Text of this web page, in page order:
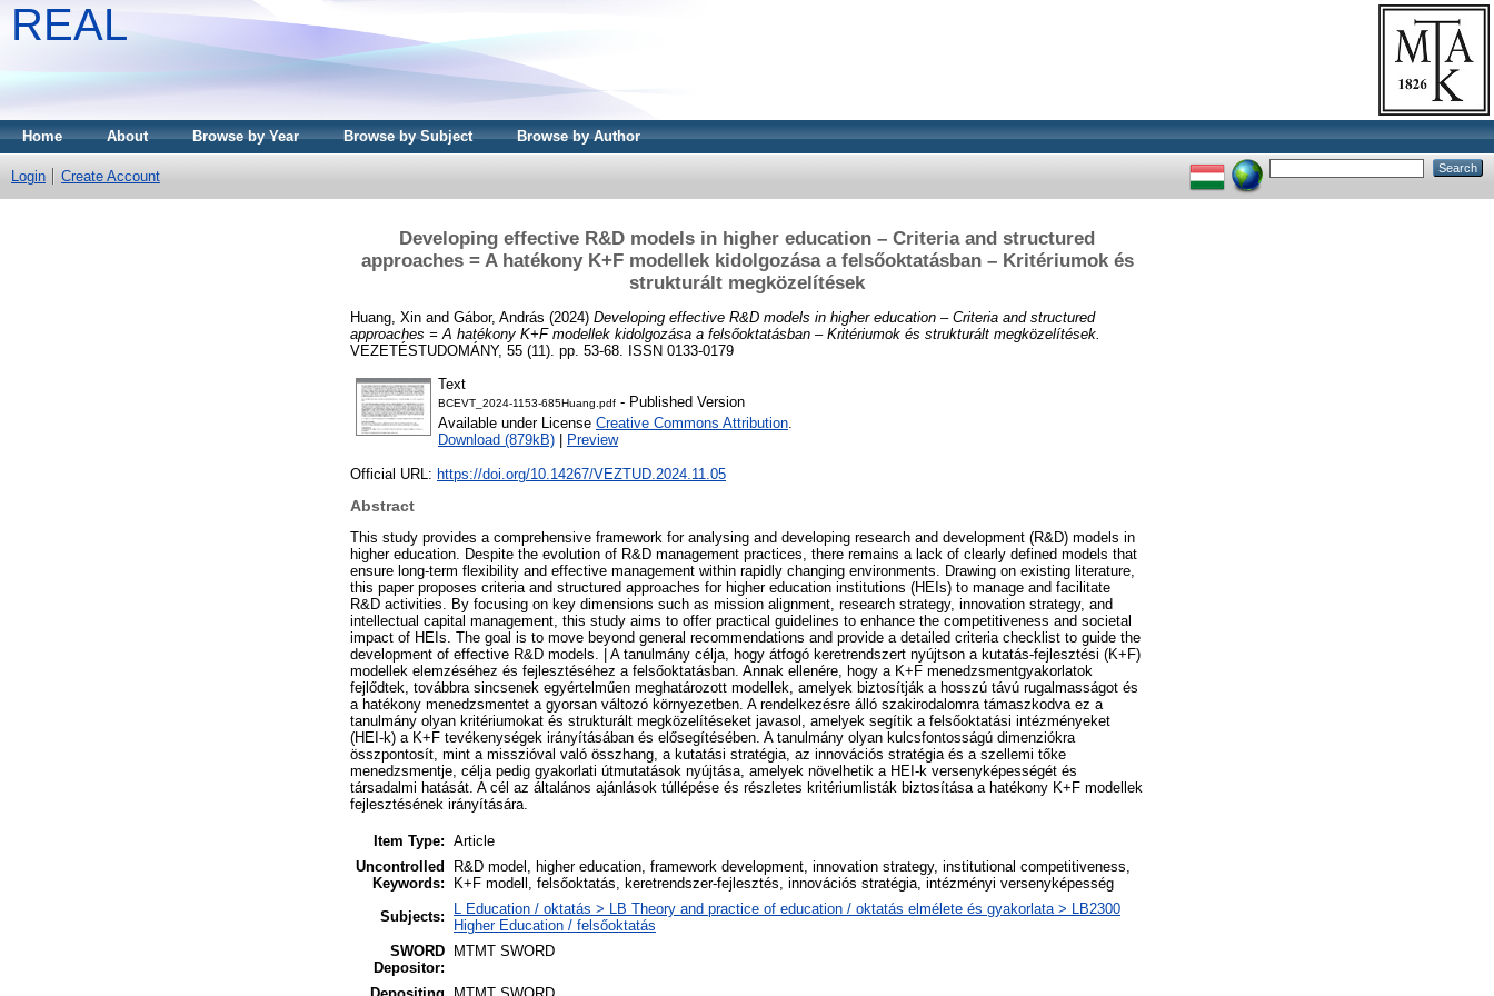
REAL
Home About Browse by Year Browse by Subject Browse by Author
Login Create Account
Developing effective R&D models in higher education – Criteria and structured
approaches = A hatékony K+F modellek kidolgozása a felsőoktatásban – Kritériumok és
strukturált megközelítések
Huang, Xin and Gábor, András (2024) Developing effective R&D models in higher education – Criteria and structured
approaches = A hatékony K+F modellek kidolgozása a felsőoktatásban – Kritériumok és strukturált megközelítések.
VEZETÉSTUDOMÁNY, 55 (11). pp. 53-68. ISSN 0133-0179
Text
BCEVT_2024-1153-685Huang.pdf - Published Version
Available under License Creative Commons Attribution.
Download (879kB)
Preview
Official URL: https://doi.org/10.14267/VEZTUD.2024.11.05
Abstract
This study provides a comprehensive framework for analysing and developing research and development (R&D) models in
higher education. Despite the evolution of R&D management practices, there remains a lack of clearly defined models that
ensure long-term flexibility and effective management within rapidly changing environments. Drawing on existing literature,
this paper proposes criteria and structured approaches for higher education institutions (HEIs) to manage and facilitate
R&D activities. By focusing on key dimensions such as mission alignment, research strategy, innovation strategy, and
intellectual capital management, this study aims to offer practical guidelines to enhance the competitiveness and societal
impact of HEIs. The goal is to move beyond general recommendations and provide a detailed criteria checklist to guide the
development of effective R&D models. | A tanulmány célja, hogy átfogó keretrendszert nyújtson a kutatás-fejlesztési (K+F)
modellek elemzéséhez és fejlesztéséhez a felsőoktatásban. Annak ellenére, hogy a K+F menedzsmentgyakorlatok
fejlődtek, továbbra sincsenek egyértelműen meghatározott modellek, amelyek biztosítják a hosszú távú rugalmasságot és
a hatékony menedzsmentet a gyorsan változó környezetben. A rendelkezésre álló szakirodalomra támaszkodva ez a
tanulmány olyan kritériumokat és strukturált megközelítéseket javasol, amelyek segítik a felsőoktatási intézményeket
(HEI-k) a K+F tevékenységek irányításában és elősegítésében. A tanulmány olyan kulcsfontosságú dimenziókra
összpontosít, mint a misszióval való összhang, a kutatási stratégia, az innovációs stratégia és a szellemi tőke
menedzsmentje, célja pedig gyakorlati útmutatások nyújtása, amelyek növelhetik a HEI-k versenyképességét és
társadalmi hatását. A cél az általános ajánlások túllépése és részletes kritériumlisták biztosítása a hatékony K+F modellek
fejlesztésének irányítására.
Item Type: Article
Uncontrolled
Keywords:
R&D model, higher education, framework development, innovation strategy, institutional competitiveness,
K+F modell, felsőoktatás, keretrendszer-fejlesztés, innovációs stratégia, intézményi versenyképesség
Subjects:
L Education / oktatás > LB Theory and practice of education / oktatás elmélete és gyakorlata > LB2300
Higher Education / felsőoktatás
SWORD
Depositor:
MTMT SWORD